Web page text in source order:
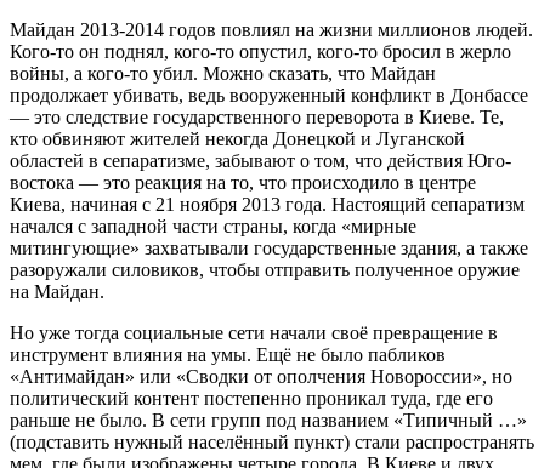
Майдан 2013-2014 годов повлиял на жизни миллионов людей.
Кого-то он поднял, кого-то опустил, кого-то бросил в жерло
войны, а кого-то убил. Можно сказать, что Майдан
продолжает убивать, ведь вооруженный конфликт в Донбассе
— это следствие государственного переворота в Киеве. Те,
кто обвиняют жителей некогда Донецкой и Луганской
областей в сепаратизме, забывают о том, что действия Юго-
востока — это реакция на то, что происходило в центре
Киева, начиная с 21 ноября 2013 года. Настоящий сепаратизм
начался с западной части страны, когда «мирные
митингующие» захватывали государственные здания, а также
разоружали силовиков, чтобы отправить полученное оружие
на Майдан.
Но уже тогда социальные сети начали своё превращение в
инструмент влияния на умы. Ещё не было пабликов
«Антимайдан» или «Сводки от ополчения Новороссии», но
политический контент постепенно проникал туда, где его
раньше не было. В сети групп под названием «Типичный …»
(подставить нужный населённый пункт) стали распространять
мем, где были изображены четыре города. В Киеве и двух